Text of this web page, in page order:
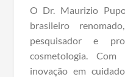
O Dr. Maurizio
brasileiro
pesquisador e
cosmetologia.
inovação em